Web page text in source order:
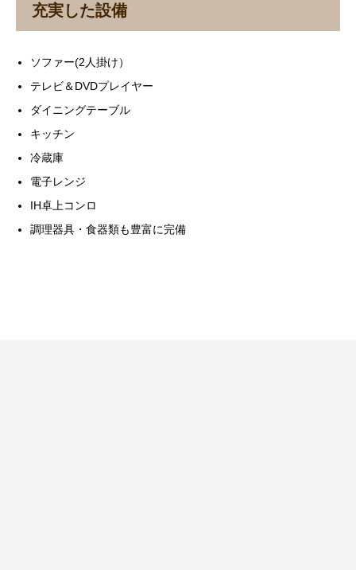
充実した設備
ソファー(2人掛け）
テレビ＆DVDプレイヤー
ダイニングテーブル
キッチン
冷蔵庫
電子レンジ
IH卓上コンロ
調理器具・食器類も豊富に完備